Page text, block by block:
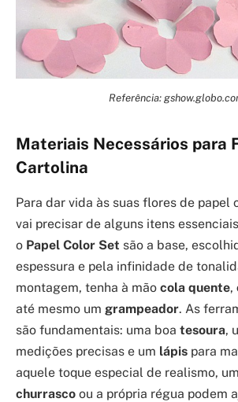
Referência:
Materiais Necessários para
Cartolina
Para dar vida às suas flores de papel
vai precisar de alguns itens
o Papel Color Set são a base,
espessura e pela infinidade de
montagem, tenha à mão cola quente,
até mesmo um grampeador. As
são fundamentais: uma boa tesoura,
medições precisas e um lápis para
aquele toque especial de realismo, um
churrasco ou a própria régua podem